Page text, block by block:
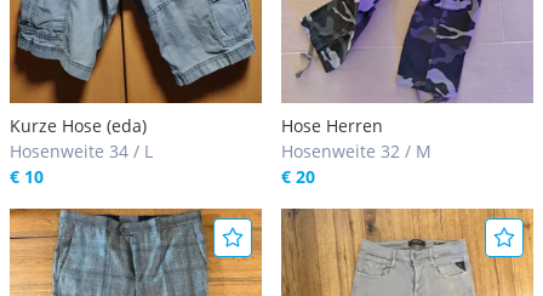
Kurze Hose (eda)
Hosenweite 34 / L
€ 10
Hose Herren
Hosenweite 32 / M
€ 20